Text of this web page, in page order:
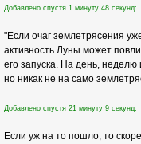
Добавлено спустя 1 минуту 48 секунд:
"Если очаг землетрясения
активность Луны может
его запуска. На день,
но никак не на само
Добавлено спустя 21 минуту 9 секунд:
Если уж на то пошло, то